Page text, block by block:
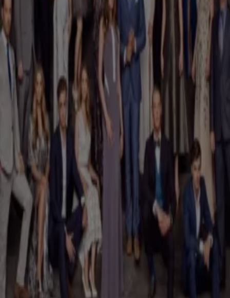
Direct naar
Bekijk de laatste Shownieuws
uitzending terug
Dagelijks het laatste nieuws uit de wereld van showbizz en
entertainment. Shownieuws is elke dag te zien rond 23:00
op SBS6 en de gehele dag op deze website.
Kijk terug